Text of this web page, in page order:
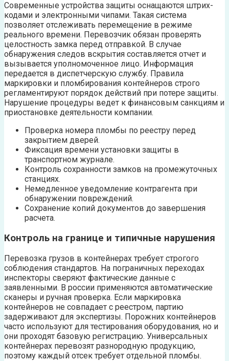
Современные устройства защиты оснащаются штрих-
кодами и электронными чипами. Такая система
позволяет отслеживать перемещение в режиме
реального времени. Перевозчик обязан проверять
целостность замка перед отправкой. В случае
обнаружения следов вскрытия составляется отчет и
вызывается уполномоченное лицо. Информация
передается в диспетчерскую службу. Правила
маркировки и пломбирования контейнеров строго
регламентируют порядок действий при потере защиты.
Нарушение процедуры ведет к финансовым санкциям и
приостановке деятельности компании.
Проверка номера пломбы по реестру перед
закрытием дверей.
Фиксация времени установки защиты в
транспортном журнале.
Контроль сохранности замков на промежуточных
станциях.
Немедленное уведомление контрагента при
обнаружении повреждений.
Сохранение копий документов до завершения
расчета.
Контроль на границе и типичные нарушения
Перевозка грузов в контейнерах требует строгого
соблюдения стандартов. На пограничных переходах
инспекторы сверяют фактические данные с
заявленными. В россии применяются автоматические
сканеры и ручная проверка. Если маркировка
контейнеров не совпадает с реестром, партию
задерживают для экспертизы. Порожних контейнеров
часто используют для тестирования оборудования, но и
они проходят базовую регистрацию. Универсальных
контейнерах перевозят разнородную продукцию,
поэтому каждый отсек требует отдельной пломбы.